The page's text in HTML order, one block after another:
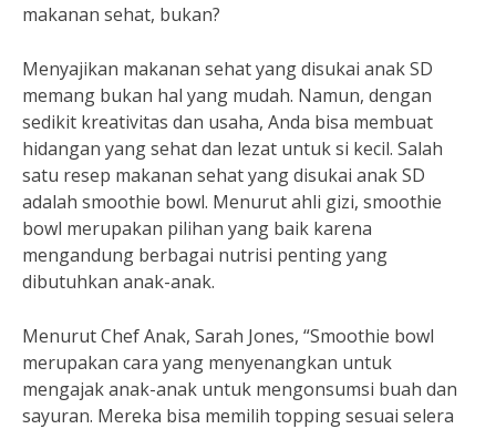
makanan sehat, bukan?
Menyajikan makanan sehat yang disukai anak SD
memang bukan hal yang mudah. Namun, dengan
sedikit kreativitas dan usaha, Anda bisa membuat
hidangan yang sehat dan lezat untuk si kecil. Salah
satu resep makanan sehat yang disukai anak SD
adalah smoothie bowl. Menurut ahli gizi, smoothie
bowl merupakan pilihan yang baik karena
mengandung berbagai nutrisi penting yang
dibutuhkan anak-anak.
Menurut Chef Anak, Sarah Jones, “Smoothie bowl
merupakan cara yang menyenangkan untuk
mengajak anak-anak untuk mengonsumsi buah dan
sayuran. Mereka bisa memilih topping sesuai selera